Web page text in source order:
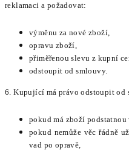
reklamaci a požadovat:
výměnu za nové zboží,
opravu zboží,
přiměřenou slevu z kupní
odstoupit od smlouvy.
6. Kupující má právo odstoupit od
pokud má zboží podstatnou
pokud nemůže věc řádně
vad po opravě,